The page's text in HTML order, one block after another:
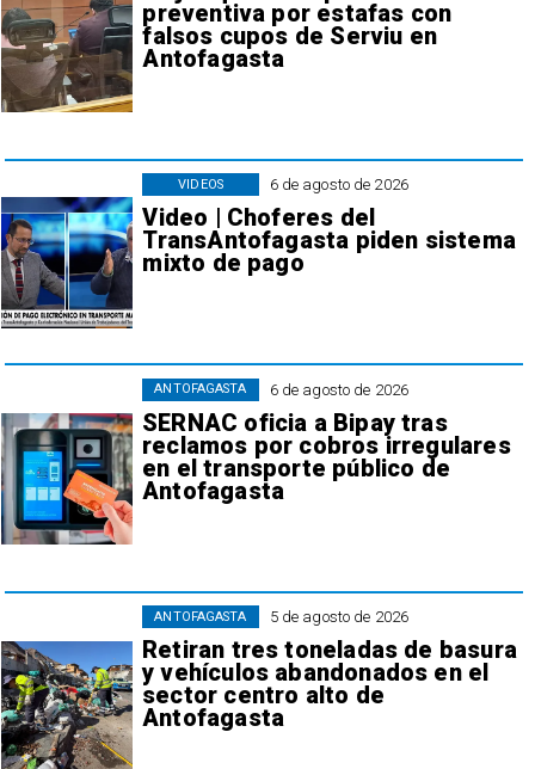
preventiva por estafas con
falsos cupos de Serviu en
Antofagasta
6 de agosto de 2026
Video | Choferes del
TransAntofagasta piden sistema
mixto de pago
VIDEOS
6 de agosto de 2026
SERNAC oficia a Bipay tras
reclamos por cobros irregulares
en el transporte público de
Antofagasta
ANTOFAGASTA
5 de agosto de 2026
Retiran tres toneladas de basura
y vehículos abandonados en el
sector centro alto de
Antofagasta
ANTOFAGASTA